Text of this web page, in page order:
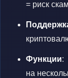
= риск
Функции:
на